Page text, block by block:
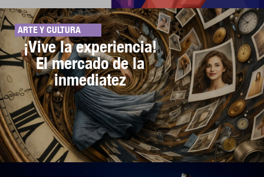
ARTE Y CULTURA
¡Vive la experiencia!
El mercado de la
inmediatez